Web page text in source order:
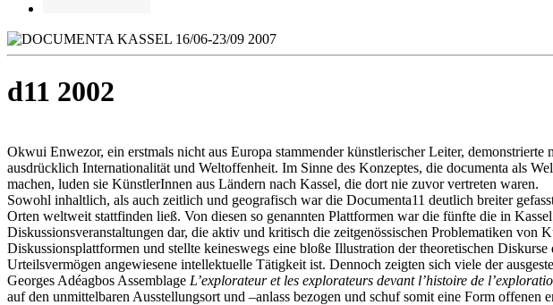
d11 2002
Okwui Enwezor, ein erstmals nicht aus Europa stammender künstlerischer Leiter,
ausdrücklich Internationalität und Weltoffenheit. Im Sinne des Konzeptes, die documenta als
machen, luden sie KünstlerInnen aus Ländern nach Kassel, die dort nie zuvor vertreten waren.
Sowohl inhaltlich, als auch zeitlich und geografisch war die Documenta11 deutlich breiter
Orten weltweit stattfinden ließ. Von diesen so genannten Plattformen war die fünfte die in
Diskussionsveranstaltungen dar, die aktiv und kritisch die zeitgenössischen Problematiken
Diskussionsplattformen und stellte keineswegs eine bloße Illustration der theoretischen
Urteilsvermögen angewiesene intellektuelle Tätigkeit ist. Dennoch zeigten sich viele der
Georges Adéagbos Assemblage L’explorateur et les explorateurs devant l’histoire de
auf den unmittelbaren Ausstellungsort und –anlass bezogen und schuf somit eine Form